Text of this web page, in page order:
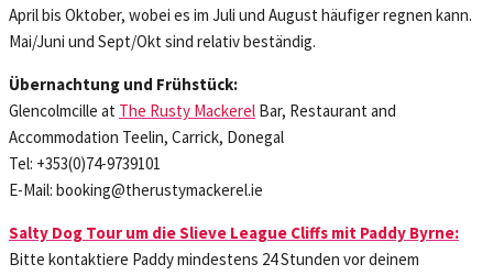
April bis Oktober, wobei es im Juli und August häufiger regnen kann.
Mai/Juni und Sept/Okt sind relativ beständig.
Übernachtung und Frühstück:
Glencolmcille at The Rusty Mackerel Bar, Restaurant and
Accommodation Teelin, Carrick, Donegal
Tel: +353(0)74-9739101
E-Mail: booking@therustymackerel.ie
Salty Dog Tour um die Slieve League Cliffs mit Paddy Byrne:
Bitte kontaktiere Paddy mindestens 24 Stunden vor deinem